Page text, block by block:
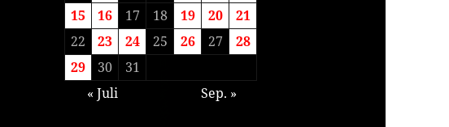
15
16 17 18 19 20
21
22
23 24 25 26 27
28
29
30
31
« Juli
Sep. »